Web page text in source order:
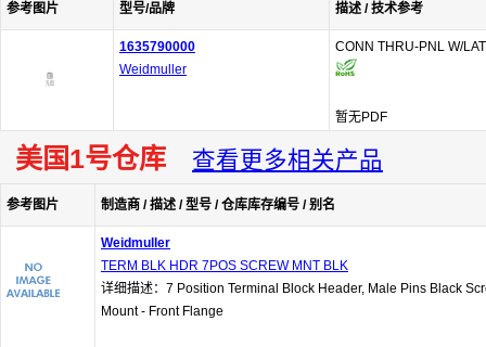
参考图片 型号/品牌 描述 / 技术参考
1635790000
Weidmuller
CONN THRU-PNL W/
暂无PDF
美国1号仓库 查看更多相关产品
参考图片 制造商 / 描述 / 型号 / 仓库库存编号 / 别名
Weidmuller
TERM BLK HDR 7POS SCREW MNT BLK
详细描述：7 Position Terminal Block Header, Male Pins Black
Mount - Front Flange